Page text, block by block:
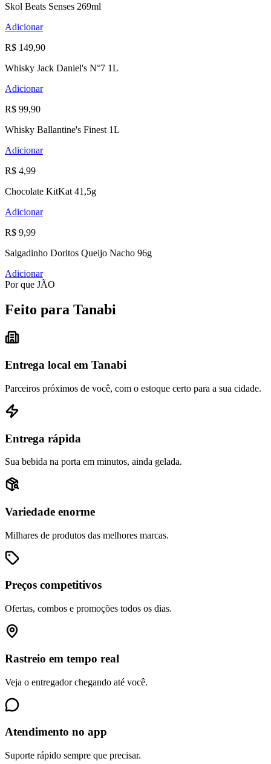
Skol Beats Senses 269ml
Adicionar
R$ 149,90
Whisky Jack Daniel's N°7 1L
Adicionar
R$ 99,90
Whisky Ballantine's Finest 1L
Adicionar
R$ 4,99
Chocolate KitKat 41,5g
Adicionar
R$ 9,99
Salgadinho Doritos Queijo Nacho 96g
Adicionar
Por que JÃO
Feito para Tanabi
Entrega local em Tanabi
Parceiros próximos de você, com o estoque certo para a sua cidade.
Entrega rápida
Sua bebida na porta em minutos, ainda gelada.
Variedade enorme
Milhares de produtos das melhores marcas.
Preços competitivos
Ofertas, combos e promoções todos os dias.
Rastreio em tempo real
Veja o entregador chegando até você.
Atendimento no app
Suporte rápido sempre que precisar.